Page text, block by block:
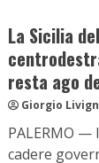
La Sicilia
resta ago
Giorgio
PALERMO
cadere